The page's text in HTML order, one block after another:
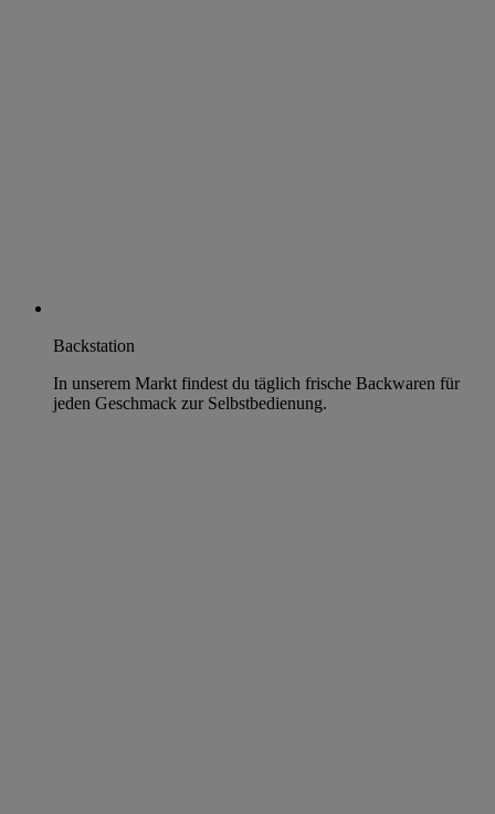
Backstation
In unserem Markt findest du täglich frische Backwaren für
jeden Geschmack zur Selbstbedienung.